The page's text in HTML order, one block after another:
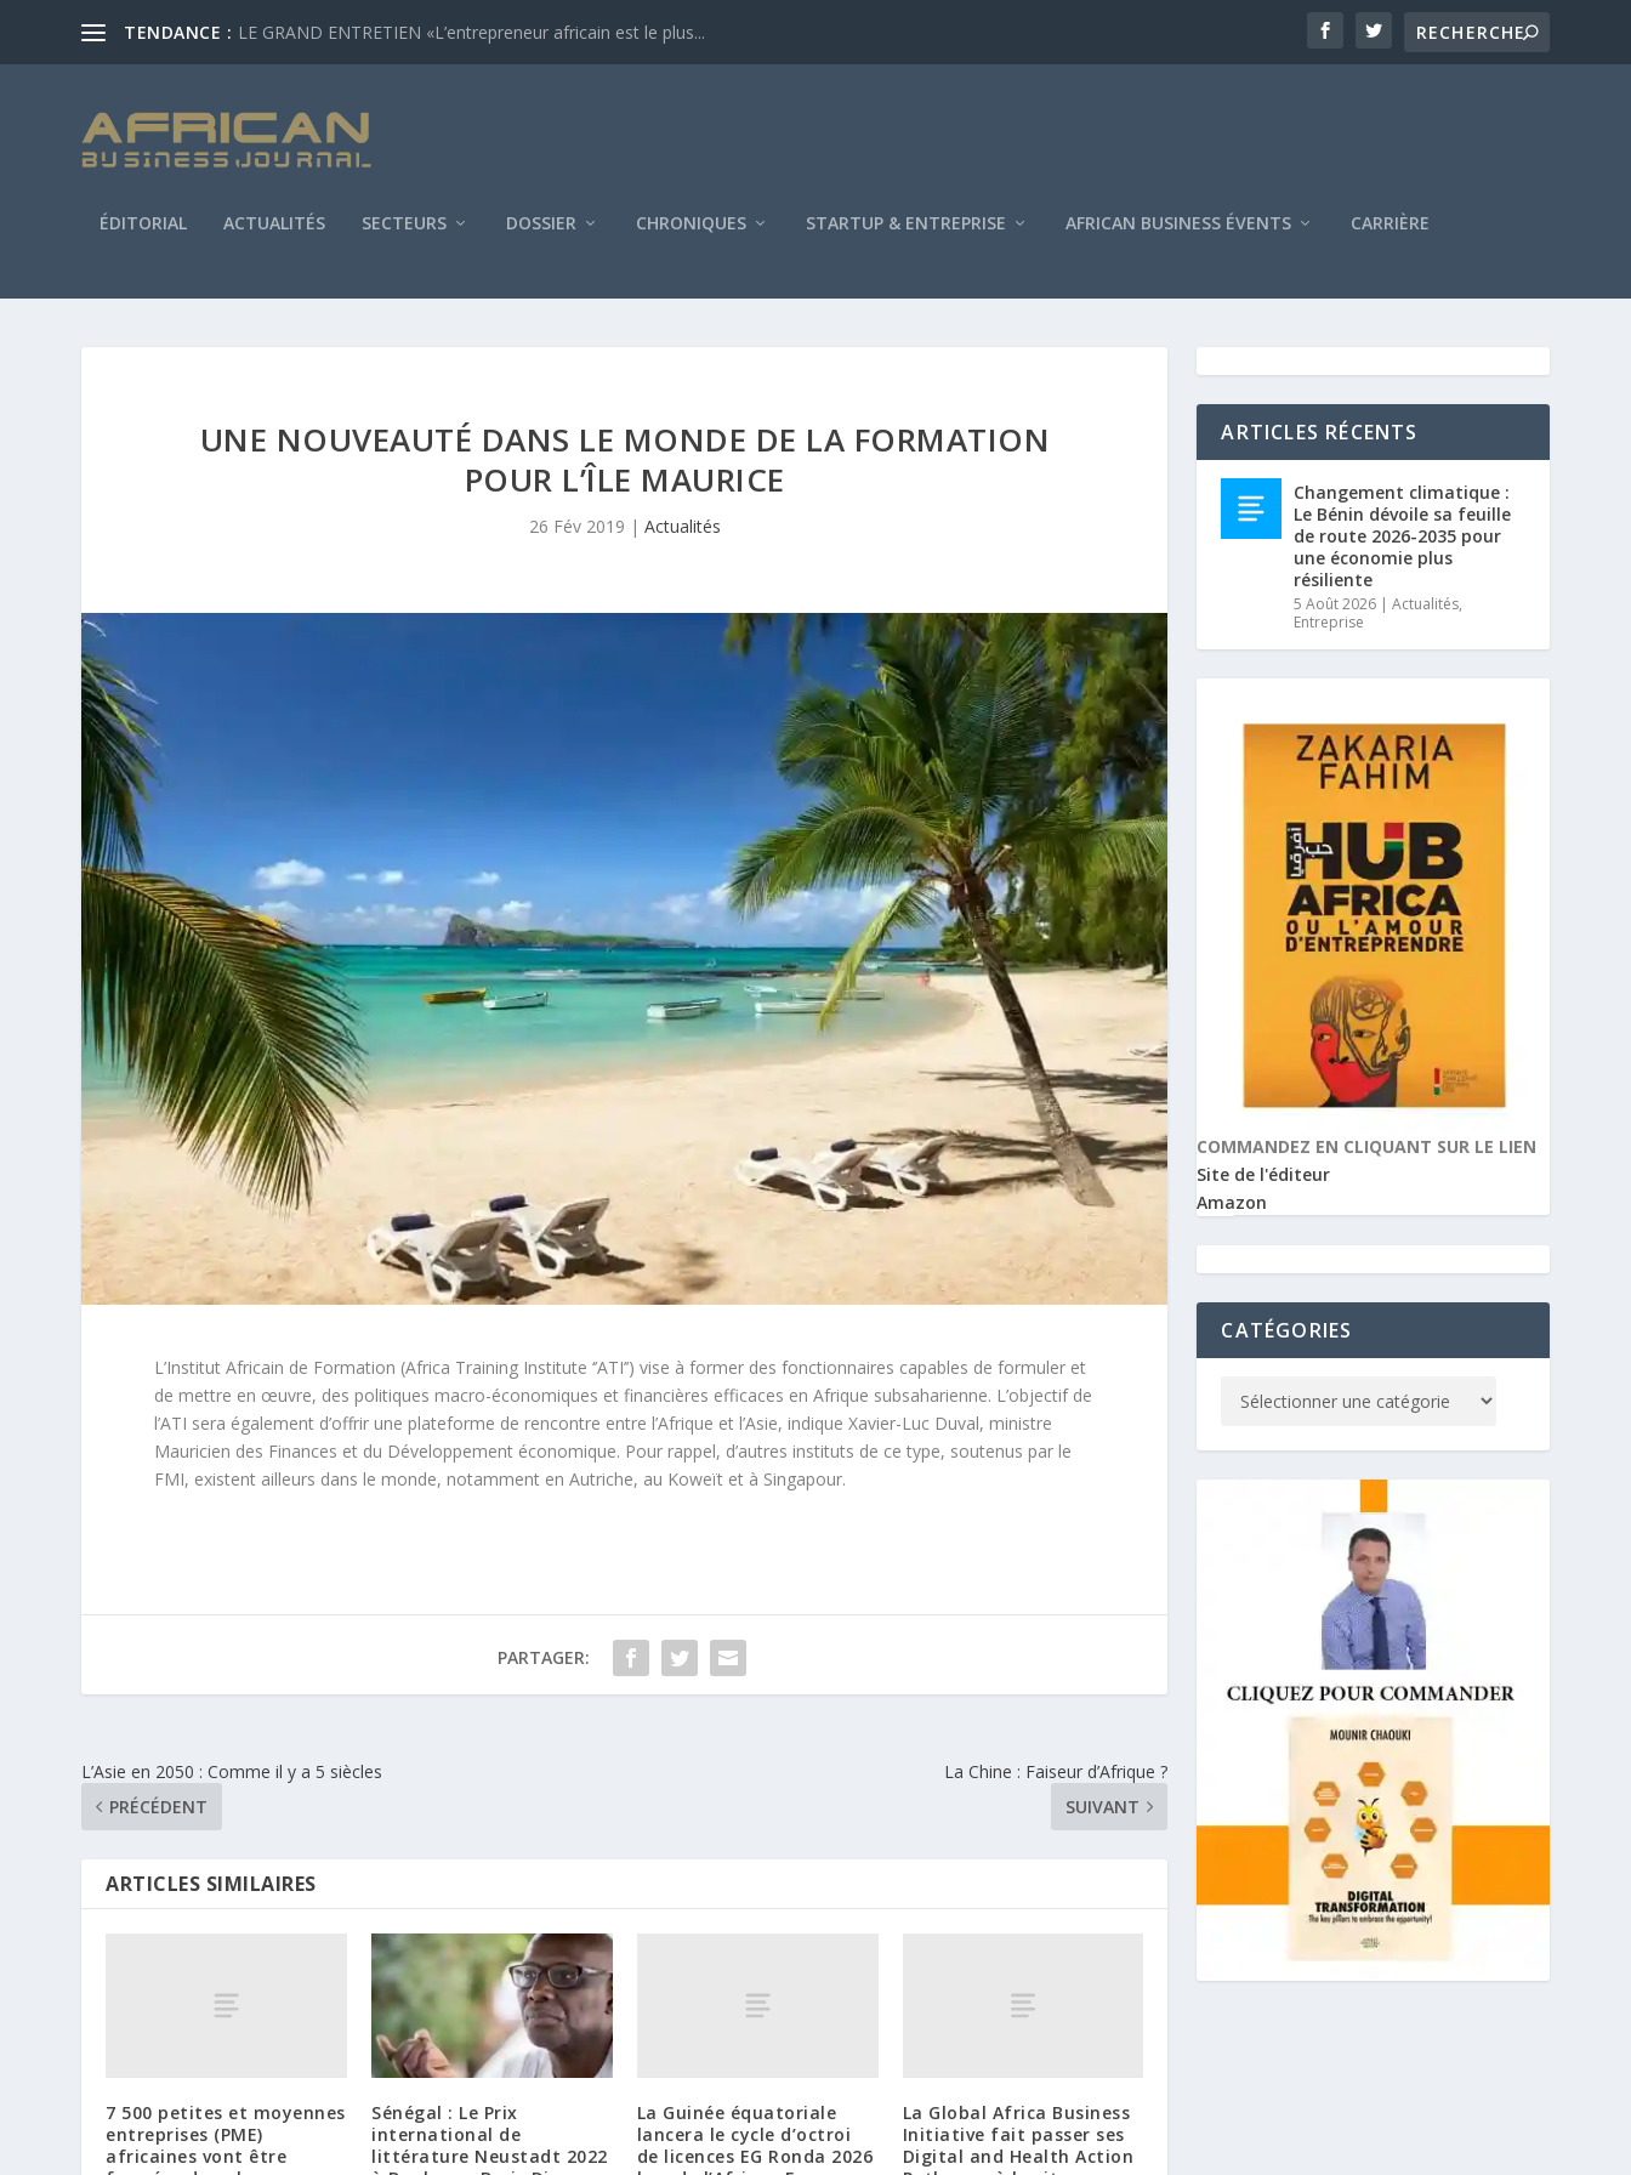
TENDANCE : LE GRAND ENTRETIEN «L’entrepreneur africain est le plus...
ÉDITORIAL ACTUALITÉS SECTEURS DOSSIER CHRONIQUES STARTUP & ENTREPRISE AFRICAN BUSINESS ÉVENTS CARRIÈRE
UNE NOUVEAUTÉ DANS LE MONDE DE LA FORMATION
POUR L’ÎLE MAURICE
26 Fév 2019 | Actualités
L’Institut Africain de Formation (Africa Training Institute ‘’ATI’’) vise à former des fonctionnaires capables de formuler et
de mettre en œuvre, des politiques macro-économiques et financières efficaces en Afrique subsaharienne. L’objectif de
l’ATI sera également d’offrir une plateforme de rencontre entre l’Afrique et l’Asie, indique Xavier-Luc Duval, ministre
Mauricien des Finances et du Développement économique. Pour rappel, d’autres instituts de ce type, soutenus par le
FMI, existent ailleurs dans le monde, notamment en Autriche, au Koweït et à Singapour.
PARTAGER:
L’Asie en 2050 : Comme il y a 5 siècles
PRÉCÉDENT
La Chine : Faiseur d’Afrique ?
SUIVANT
ARTICLES SIMILAIRES
7 500 petites et moyennes
entreprises (PME)
africaines vont être
Sénégal : Le Prix
international de
littérature Neustadt 2022
La Guinée équatoriale
lancera le cycle d’octroi
de licences EG Ronda 2026
La Global Africa Business
Initiative fait passer ses
Digital and Health Action
ARTICLES RÉCENTS
Changement climatique :
Le Bénin dévoile sa feuille
de route 2026-2035 pour
une économie plus
résiliente
5 Août 2026 |Actualités,
Entreprise
COMMANDEZ EN CLIQUANT SUR LE LIEN
Site de l'éditeur
Amazon
CATÉGORIES